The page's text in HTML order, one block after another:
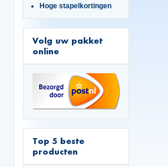
Hoge stapelkortingen
Volg uw pakket
online
Top 5 beste
producten